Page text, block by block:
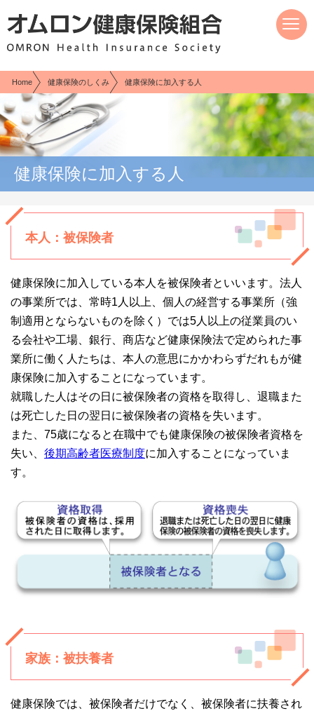
Home 健康保険のしくみ 健康保険に加入する人
健康保険に加入する人
本人：被保険者
健康保険に加入している本人を被保険者といいます。法人
の事業所では、常時1人以上、個人の経営する事業所（強
制適用とならないものを除く）では5人以上の従業員のい
る会社や工場、銀行、商店など健康保険法で定められた事
業所に働く人たちは、本人の意思にかかわらずだれもが健
康保険に加入することになっています。
就職した人はその日に被保険者の資格を取得し、退職また
は死亡した日の翌日に被保険者の資格を失います。
また、75歳になると在職中でも健康保険の被保険者資格を
失い、 後期高齢者医療制度に加入することになっていま
す。
家族：被扶養者
健康保険では、被保険者だけでなく、被保険者に扶養され